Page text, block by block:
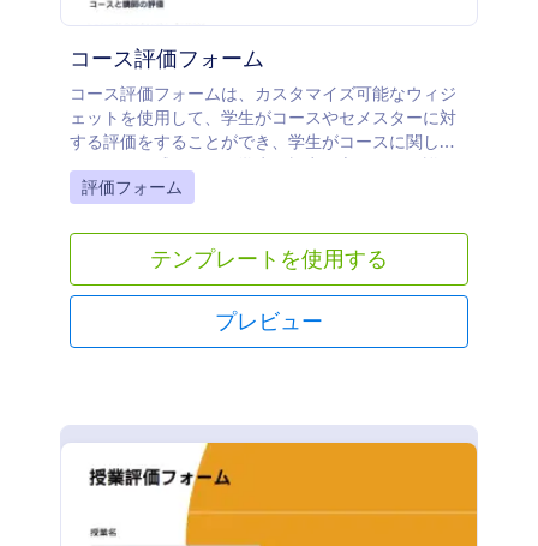
コース評価フォーム
コース評価フォームは、カスタマイズ可能なウィジ
ェットを使用して、学生がコースやセメスターに対
する評価をすることができ、学生がコースに関して
どのように感じたか、学生の視点に立ってより詳し
く理解するのに役立ちます。このコース評価フォー
く、その学期のコースが上手く進んだかを評価する
のにも役立ちます。
Go to Category:
評価フォーム
テンプレートを使用する
プレビュー